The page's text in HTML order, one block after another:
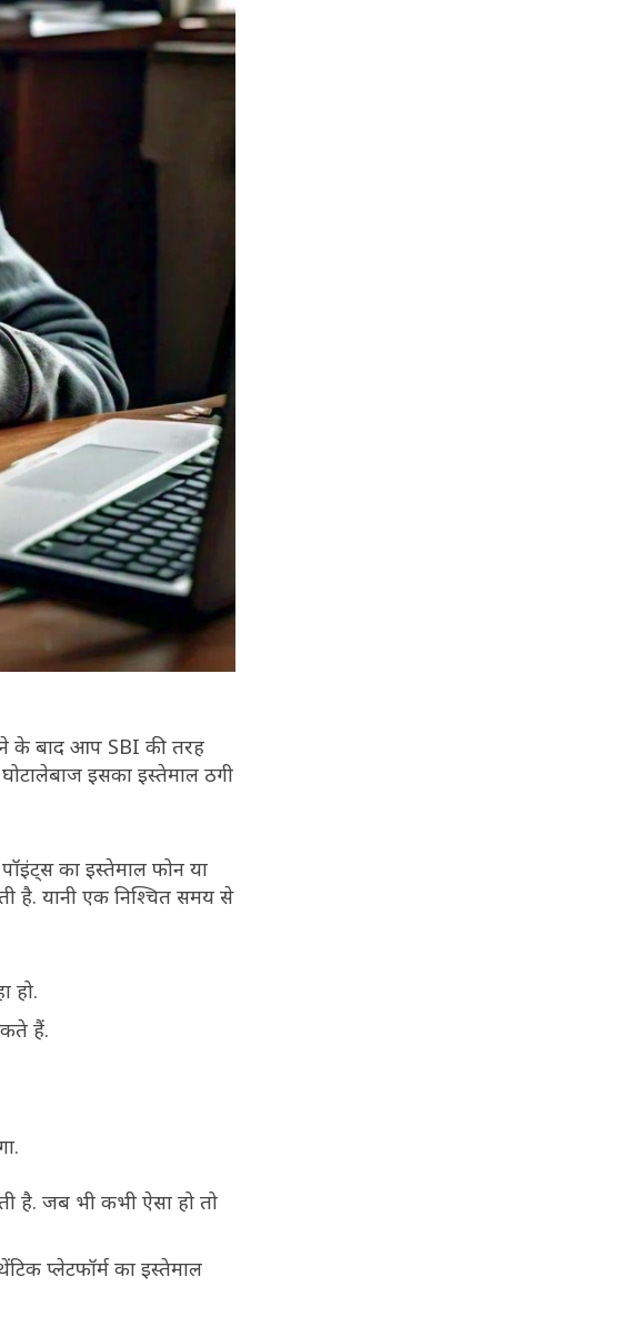
के बाद आप SBI की तरह
इसका इस्तेमाल ठगी
का इस्तेमाल फोन या
है. यानी एक निश्चित समय से
हो.
हैं.
है. जब भी कभी ऐसा हो तो
प्लेटफॉर्म का इस्तेमाल